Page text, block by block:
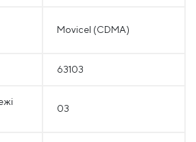
Movicel (CDMA)
63103
03